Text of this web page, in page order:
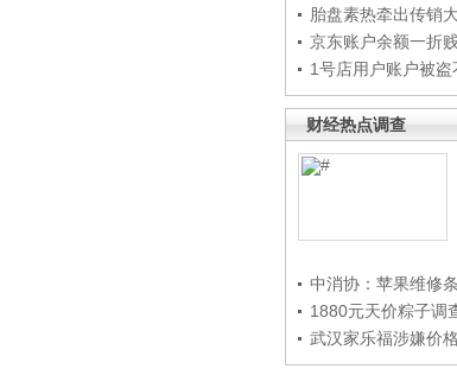
胎盘素热牵出传销
京东账户余额一折
1号店用户账户被盗
财经热点调查
中消协：苹果维修
1880元天价粽子调
武汉家乐福涉嫌价